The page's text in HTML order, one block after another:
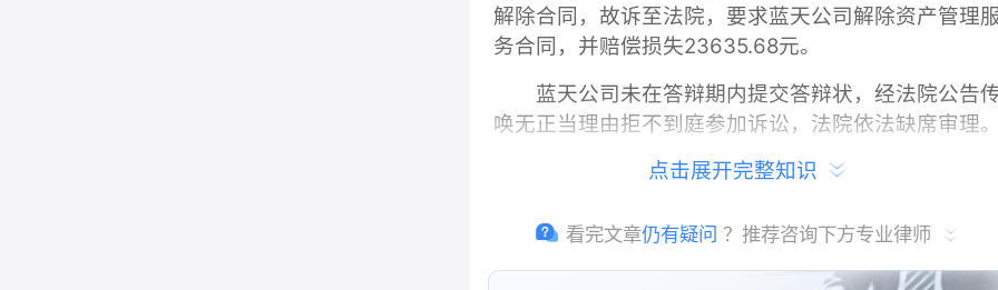
点击展开完整知识
解除合同，故诉至法院，要求蓝天公司解除资产管理
务合同，并赔偿损失23635.68元。
蓝天公司未在答辩期内提交答辩状，经法院公告
唤无正当理由拒不到庭参加诉讼，法院依法缺席审理。
法院经审理查明，2019年9月，双方就涉案房屋签
908.92元/月；蓝天公司违反合同约定导致王女士解除
看完文章仍有疑问 ？推荐咨询下方专业律师